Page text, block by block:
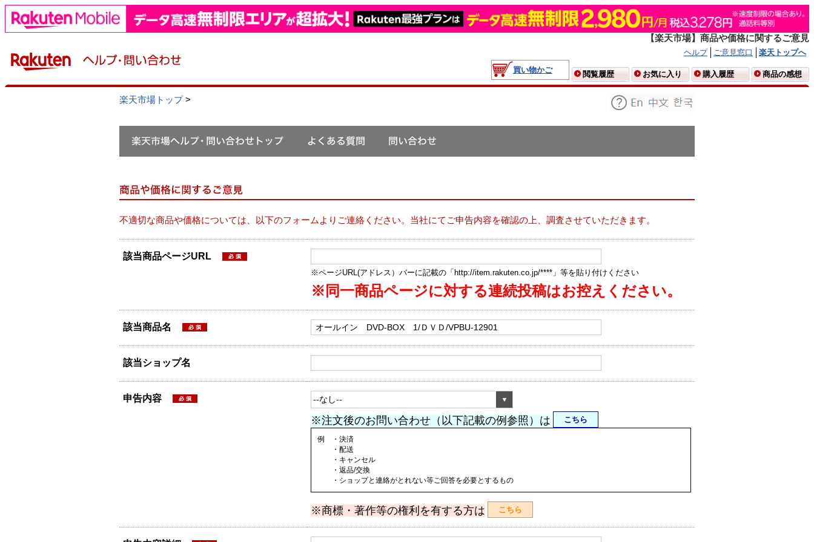
【楽天市場】商品や価格に関するご意見
ヘルプ ご意見窓口
楽天トップへ
買い物かご
閲覧履歴 お気に入り 購入履歴 商品の感想
楽天市場トップ>
不適切な商品や価格については、以下のフォームよりご連絡ください。当社にてご申告内容を確認の上、調査させていただきます。
該当商品ページURL
※ページURL(アドレス）バーに記載の「http://item.rakuten.co.jp/****」等を貼り付けください
※同一商品ページに対する連続投稿はお控えください。
該当商品名
該当ショップ名
申告内容
※注文後のお問い合わせ（以下記載の例参照）は こちら
例 ・決済
・配送
・キャンセル
・返品/交換
・ショップと連絡がとれない等ご回答を必要とするもの
※商標・著作等の権利を有する方は こちら